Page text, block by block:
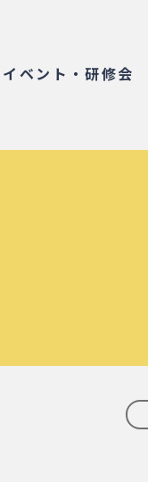
イベント・研修会